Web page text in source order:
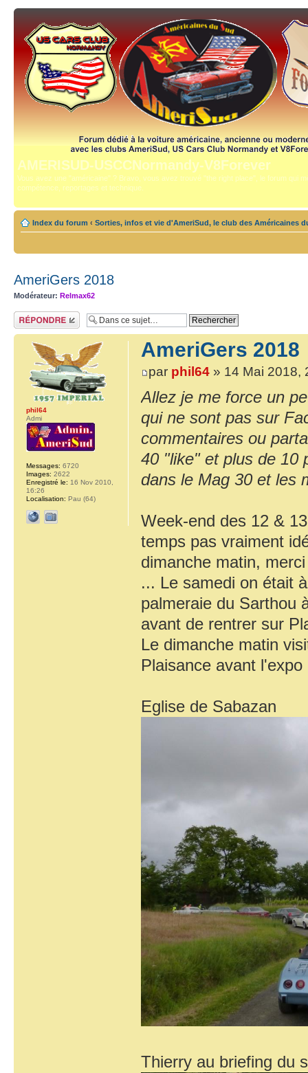
AMERISUD-USCCNormandy-V8Forever
Vous avez une "américaine" ? Bravo, vous avez trouvé "the right place", le forum qui
compétence, reportages et technique.
Index du forum ‹ Sorties, infos et vie d'AmeriSud, le club des Américaines
AmeriGers 2018
Modérateur: Relmax62
Répondre
AmeriGers 2018
par phil64» 14 Mai 2018,
Allez je me force un
qui ne sont pas sur
commentaires ou
40 "like" et plus de 10
dans le Mag 30 et les
Week-end des 12 &
temps pas vraiment
dimanche matin,
... Le samedi on était
palmeraie du Sarthou
avant de rentrer sur
Le dimanche matin
Plaisance avant
Eglise de Sabazan
Thierry au briefing du
phil64
Admi
Messages: 6720
Images: 2622
Enregistré le: 16 Nov 2010,
16:26
Localisation: Pau (64)